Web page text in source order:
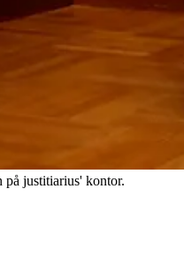
på justitiarius' kontor.